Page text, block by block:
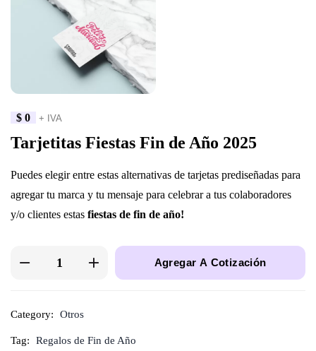
$ 0 + IVA
Tarjetitas Fiestas Fin de Año 2025
Puedes elegir entre estas alternativas de tarjetas prediseñadas para
agregar tu marca y tu mensaje para celebrar a tus colaboradores
y/o clientes estas fiestas de fin de año!
Agregar A Cotización
Category: Otros
Tag: Regalos de Fin de Año